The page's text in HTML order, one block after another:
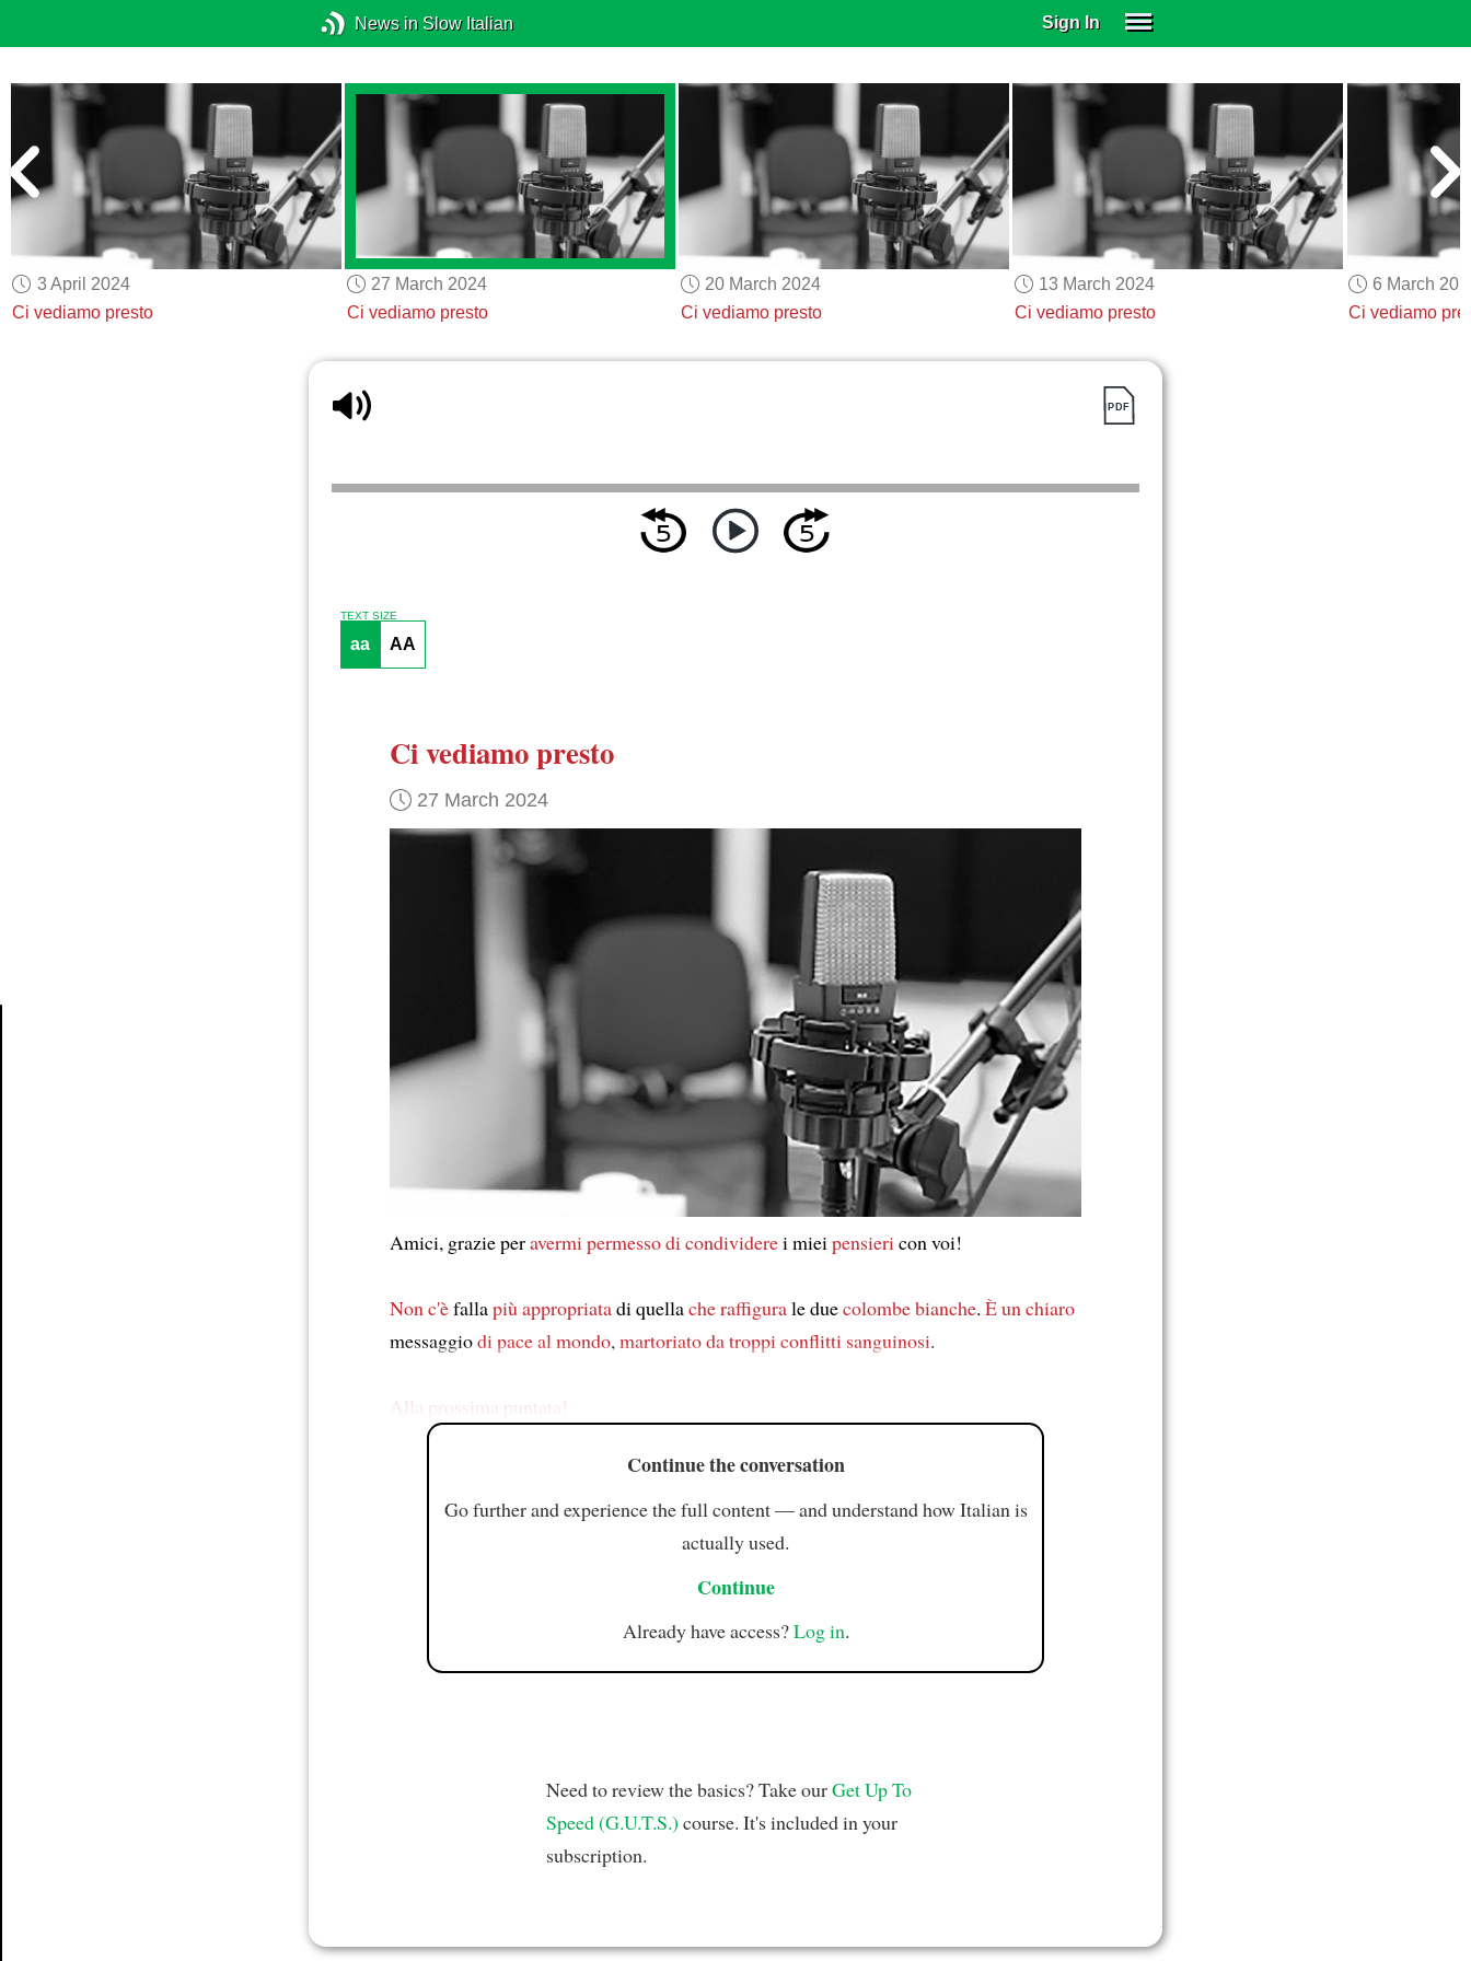
News in Slow Italian Sign In
SUBSCRIBE
EDUCATIONAL LICENSES
GIFT CARDS
OTHER LANGUAGES
ABOUT US
ALEXA
ADJUST COLORS
3 April 2024
Ci vediamo presto
27 March 2024
Ci vediamo presto
20 March 2024
Ci vediamo presto
13 March 2024
Ci vediamo presto
6 March
Ci vediamo
TEXT SIZE
aa AA
Ci vediamo presto
27 March 2024
Amici, grazie peravermi permesso di condividerei miei pensieri con voi!
Non c'èfallapiù appropriatadi quellache raffigurale duecolombe bianche. È un chiaro
messaggiodi paceal mondo, martoriatoda troppi conflitti sanguinosi.
Alla prossima puntata!
Continue the conversation
Go further and experience the full content — and understand how Italian is
actually used.
Continue
Already have access?Log in.
Need to review the basics? Take ourGet Up To
Speed (G.U.T.S.) course. It's included in your
subscription.